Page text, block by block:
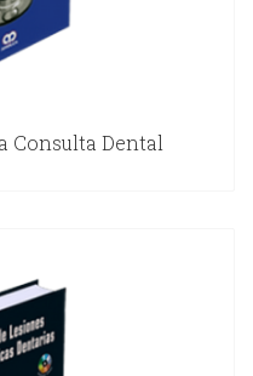
Consulta Dental